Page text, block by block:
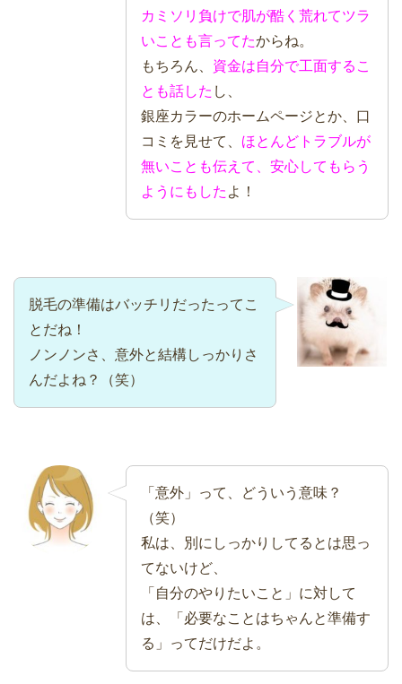
カミソリ負けで肌が酷く荒れてツラ
いことも言ってたからね。
もちろん、 資金は自分で工面するこ
とも話した し、
銀座カラーのホームページとか、口
コミを見せて、 ほとんどトラブルが
無いことも伝えて、安心してもらう
ようにもした よ！
脱毛の準備はバッチリだったってこ
とだね！
ノンノンさ、意外と結構しっかりさ
んだよね？（笑）
「意外」って、どういう意味？
（笑）
私は、別にしっかりしてるとは思っ
てないけど、
「自分のやりたいこと」に対して
は、「必要なことはちゃんと準備す
る」ってだけだよ。